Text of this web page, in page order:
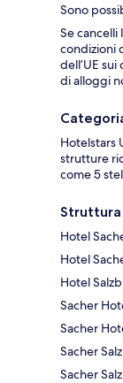
Sono
Se cancelli
condizioni
dell’UE
di alloggi
Hotelstars
strutture
come 5
Struttura
Hotel
Hotel
Hotel
Sacher
Sacher
Sacher
Sacher